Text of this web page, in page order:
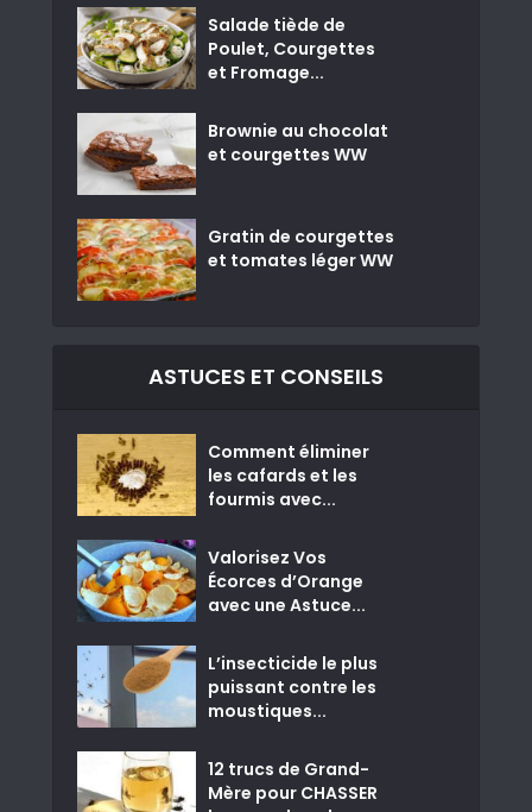
Salade tiède de
Poulet, Courgettes
et Fromage...
Brownie au chocolat
et courgettes WW
Gratin de courgettes
et tomates léger WW
ASTUCES ET CONSEILS
Comment éliminer
les cafards et les
fourmis avec...
Valorisez Vos
Écorces d’Orange
avec une Astuce...
L’insecticide le plus
puissant contre les
moustiques...
12 trucs de Grand-
Mère pour CHASSER